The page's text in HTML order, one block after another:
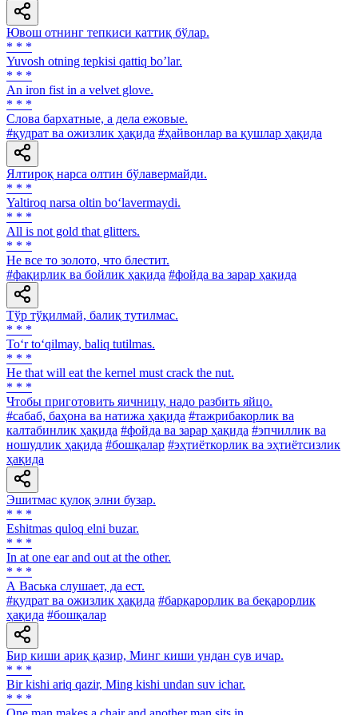
Ювош отнинг тепкиси қаттиқ бўлар.
* * *
Yuvosh otning tepkisi qattiq boʼlar.
* * *
An iron fist in a velvet glove.
* * *
Слова бархатные, а дела ежовые.
#қудрат ва ожизлик ҳақида #ҳайвонлар ва қушлар ҳақида
Ялтироқ нарса олтин бўлавермайди.
* * *
Yaltiroq narsa oltin bo‘lavermaydi.
* * *
All is not gold that glitters.
* * *
He все то золото, что блестит.
#фақирлик ва бойлик ҳақида #фойда ва зарар ҳақида
Тўр тўқилмай, балиқ тутилмас.
* * *
To‘r to‘qilmay, baliq tutilmas.
* * *
He that will eat the kernel must crack the nut.
* * *
Чтобы приготовить яичницу, надо разбить яйцо.
#сабаб, баҳона ва натижа ҳақида #тажрибакорлик ва
калтабинлик ҳақида #фойда ва зарар ҳақида #эпчиллик ва
ношудлик ҳақида #бошқалар #эҳтиёткорлик ва эҳтиётсизлик
ҳақида
Эшитмас қулоқ элни бузар.
* * *
Eshitmas quloq elni buzar.
* * *
In at one ear and out at the other.
* * *
А Васька слушает, да ест.
#қудрат ва ожизлик ҳақида #барқарорлик ва беқарорлик
ҳақида #бошқалар
Бир киши ариқ қазир, Минг киши ундан сув ичар.
* * *
Bir kishi ariq qazir, Ming kishi undan suv ichar.
* * *